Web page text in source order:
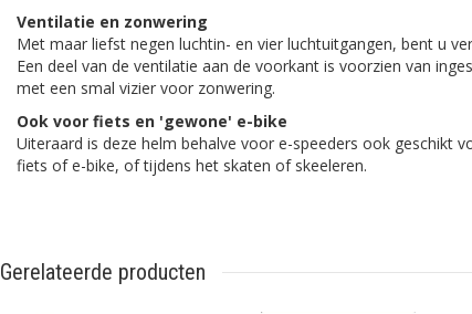
Ventilatie en zonwering
Met maar liefst negen luchtin- en vier luchtuitgangen, bent u
Een deel van de ventilatie aan de voorkant is voorzien van
met een smal vizier voor zonwering.
Ook voor fiets en 'gewone' e-bike
Uiteraard is deze helm behalve voor e-speeders ook geschikt
fiets of e-bike, of tijdens het skaten of skeeleren.
Gerelateerde producten